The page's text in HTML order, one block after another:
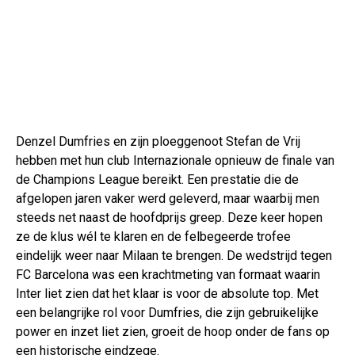
Denzel Dumfries en zijn ploeggenoot Stefan de Vrij
hebben met hun club Internazionale opnieuw de finale van
de Champions League bereikt. Een prestatie die de
afgelopen jaren vaker werd geleverd, maar waarbij men
steeds net naast de hoofdprijs greep. Deze keer hopen
ze de klus wél te klaren en de felbegeerde trofee
eindelijk weer naar Milaan te brengen. De wedstrijd tegen
FC Barcelona was een krachtmeting van formaat waarin
Inter liet zien dat het klaar is voor de absolute top. Met
een belangrijke rol voor Dumfries, die zijn gebruikelijke
power en inzet liet zien, groeit de hoop onder de fans op
een historische eindzege.